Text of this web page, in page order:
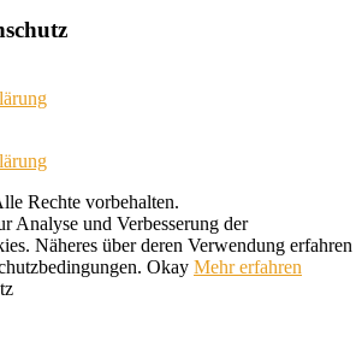
Rechte vorbehalten.
Analyse und Verbesserung der
Näheres über deren Verwendung erfahren
Okay Mehr erfahren